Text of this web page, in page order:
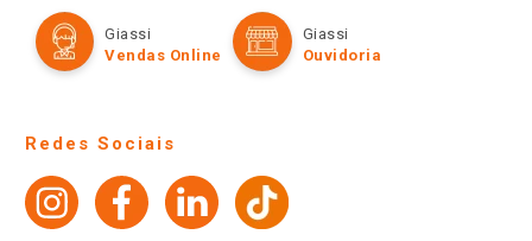
Televendas
Amigo Giassi
Perguntas frequentes
Identidade Visual
Formas de Pagamento
Políticas de entrega
Giassi
Vendas Online
Giassi
Ouvidoria
Redes Sociais